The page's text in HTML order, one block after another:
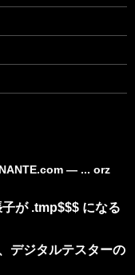
― ... orz
が .tmp$$$ になる
デジタルテスターの